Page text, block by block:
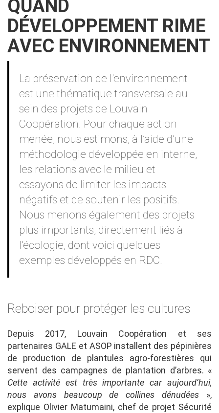
QUAND
DÉVELOPPEMENT RIME
AVEC ENVIRONNEMENT
La préservation de l’environnement
est une thématique transversale au
sein des projets de Louvain
Coopération. Pour chaque action
menée, nous estimons, à l’aide d’une
méthodologie développée en interne,
les relations avec le milieu et
essayons de limiter les impacts
négatifs et de soutenir les positifs.
Nous menons également des projets
plus importants, directement liés à
l’écologie, dont voici quelques
exemples développés en RDC.
Reboiser pour protéger les cultures
Depuis 2017, Louvain Coopération et ses
partenaires GALE et ASOP installent des pépinières
de production de plantules agro-forestières qui
servent des campagnes de plantation d’arbres. «
Cette activité est très importante car aujourd’hui,
nous avons beaucoup de collines dénudées »,
explique Olivier Matumaini, chef de projet Sécurité